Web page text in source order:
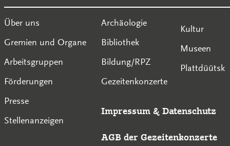
Über uns
Gremien und Organe
Arbeitsgruppen
Förderungen
Presse
Stellenanzeigen
Archäologie
Bibliothek
Bildung/RPZ
Gezeitenkonzerte
Kultur
Museen
Plattdüütsk
Impressum & Datenschutz
AGB der Gezeitenkonzerte